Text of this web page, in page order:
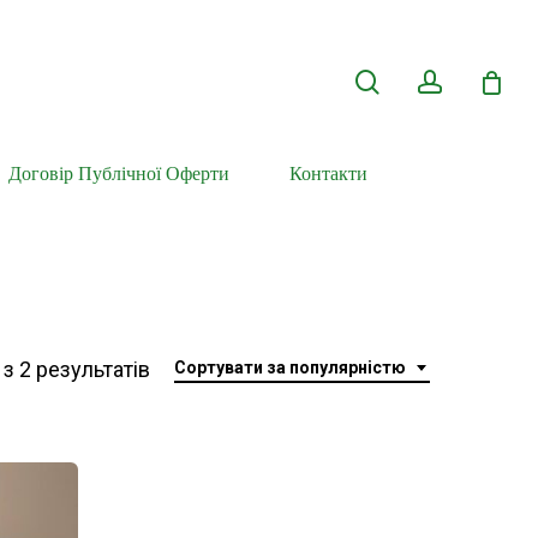
Договір Публічної Оферти Контакти
Сортувати за популярністю
2 результатів Відсортовано